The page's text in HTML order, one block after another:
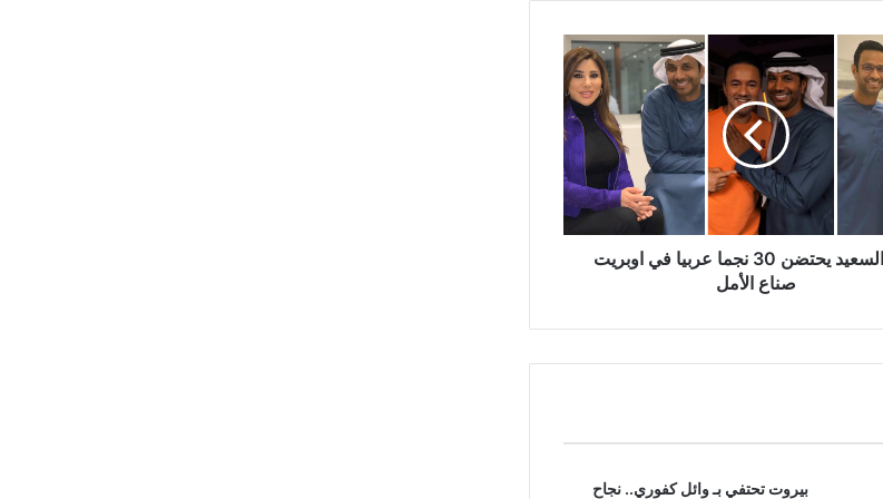
فايز السعيد يحتضن 30 نجما عربيا في اوبريت
صناع الأمل
بيروت تحتفي بـ وائل كفوري.. نجاح